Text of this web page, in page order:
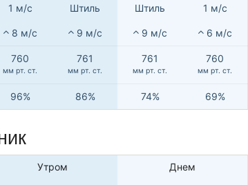
1 м/с Штиль Штиль 1 м/с
8 м/с 9 м/с 9 м/с 6 м/с
760
мм рт. ст.
761
мм рт. ст.
761
мм рт. ст.
760
мм рт. ст.
96% 86% 74% 69%
Утром Днем